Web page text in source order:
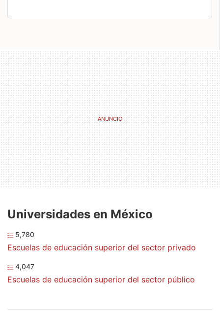
Universidades en México
5,780
Escuelas de educación superior del sector privado
4,047
Escuelas de educación superior del sector público